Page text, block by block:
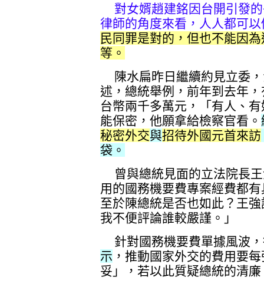
對女婿趙建銘因台開引發
律師的角度來看，人人都可
民同罪是對的，但也不能因
等。
陳水扁昨日繼續約見立委
述，總統舉例，前年到去年
台幣兩千多萬元，「有人、
能保密，他願拿給檢察官看。
秘密外交與招待外國元首來訪
袋。
曾與總統見面的立法院長
用的國務機要費專案經費都
至於陳總統是否也如此？王
我不便評論誰較嚴謹。」
針對國務機要費單據風波
示 ，推動國家外交的費用要
妥」，若以此質疑總統的清